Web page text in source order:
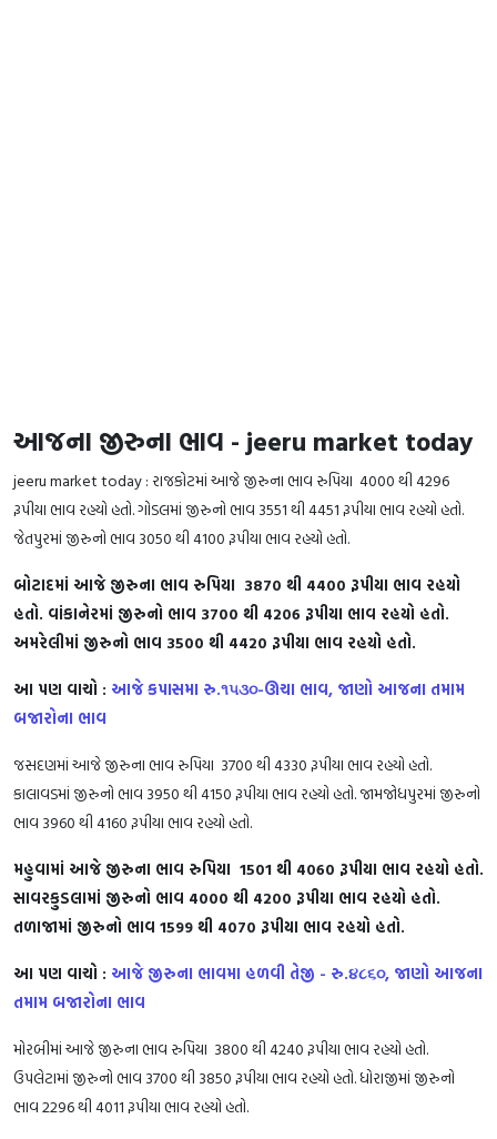
આજના જીરુના ભાવ - jeeru market today
jeeru market today : રાજકોટમાં આજે જીરુના ભાવ રુપિયા 4000 થી 4296
રૂપીયા ભાવ રહયો હતો. ગોડલમાં જીરુનો ભાવ 3551 થી 4451 રૂપીયા ભાવ રહયો હતો.
જેતપુરમાં જીરુનો ભાવ 3050 થી 4100 રૂપીયા ભાવ રહયો હતો.
બોટાદમાં આજે જીરુના ભાવ રુપિયા 3870 થી 4400 રૂપીયા ભાવ રહયો
હતો. વાંકાનેરમાં જીરુનો ભાવ 3700 થી 4206 રૂપીયા ભાવ રહયો હતો.
અમરેલીમાં જીરુનો ભાવ 3500 થી 4420 રૂપીયા ભાવ રહયો હતો.
આ પણ વાચો : આજે કપાસમા રુ.૧૫૩૦-ઊચા ભાવ, જાણો આજના તમામ
બજારોના ભાવ
જસદણમાં આજે જીરુના ભાવ રુપિયા 3700 થી 4330 રૂપીયા ભાવ રહયો હતો.
કાલાવડમાં જીરુનો ભાવ 3950 થી 4150 રૂપીયા ભાવ રહયો હતો. જામજોધપુરમાં જીરુનો
ભાવ 3960 થી 4160 રૂપીયા ભાવ રહયો હતો.
મહુવામાં આજે જીરુના ભાવ રુપિયા 1501 થી 4060 રૂપીયા ભાવ રહયો હતો.
સાવરકુડલામાં જીરુનો ભાવ 4000 થી 4200 રૂપીયા ભાવ રહયો હતો.
તળાજામાં જીરુનો ભાવ 1599 થી 4070 રૂપીયા ભાવ રહયો હતો.
આ પણ વાચો : આજે જીરુના ભાવમા હળવી તેજી - રુ.૪૮૬૦, જાણો આજના
તમામ બજારોના ભાવ
મોરબીમાં આજે જીરુના ભાવ રુપિયા 3800 થી 4240 રૂપીયા ભાવ રહયો હતો.
ઉપલેટામાં જીરુનો ભાવ 3700 થી 3850 રૂપીયા ભાવ રહયો હતો. ધોરાજીમાં જીરુનો
ભાવ 2296 થી 4011 રૂપીયા ભાવ રહયો હતો.